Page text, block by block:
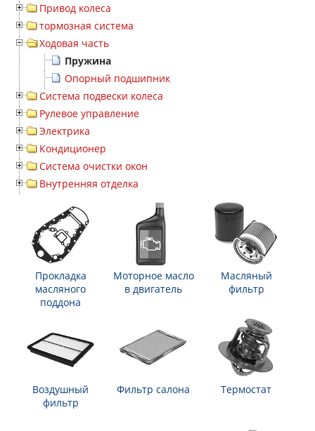
Привод колеса
тормозная система
Ходовая часть
Пружина
Опорный подшипник
Система подвески колеса
Рулевое управление
Электрика
Кондиционер
Система очистки окон
Внутренняя отделка
Прокладка
масляного
поддона
Моторное масло
в двигатель
Масляный
фильтр
Воздушный
фильтр
Фильтр салона Термостат